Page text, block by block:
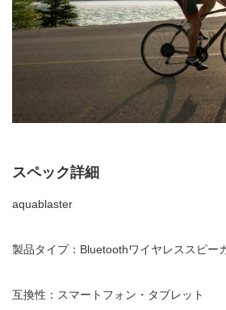
スペック詳細
aquablaster
製品タイプ：Bluetoothワイヤレススピー
互換性：スマートフォン・タブレット